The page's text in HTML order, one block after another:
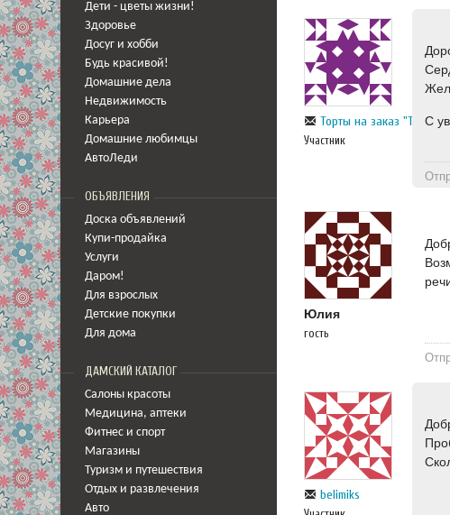
Дети - цветы жизни!
Здоровье
Досуг и хобби
Будь красивой!
Домашние дела
Недвижимость
Карьера
Домашние любимцы
АвтоЛеди
ОБЪЯВЛЕНИЯ
Доска объявлений
Купи-продайка
Услуги
Даром!
Для взрослых
Детские покупки
Для дома
ДАМСКИЙ КАТАЛОГ
Салоны красоты
Медицина, аптеки
Фитнес и спорт
Магазины
Туризм и путешествия
Отдых и развлечения
Авто
Торты на заказ
Участник
С
Юлия
гость
belimiks